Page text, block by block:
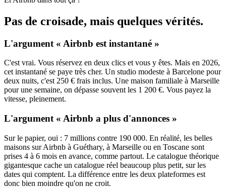
Pas de croisade, mais quelques vérités.
L'argument « Airbnb est instantané »
C'est vrai. Vous réservez en deux clics et vous y êtes. Mais en 2026,
cet instantané se paye très cher. Un studio modeste à Barcelone pour
deux nuits, c'est 250 € frais inclus. Une maison familiale à Marseille
pour une semaine, on dépasse souvent les 1 200 €. Vous payez la
vitesse, pleinement.
L'argument « Airbnb a plus d'annonces »
Sur le papier, oui : 7 millions contre 190 000. En réalité, les belles
maisons sur Airbnb à Guéthary, à Marseille ou en Toscane sont
prises 4 à 6 mois en avance, comme partout. Le catalogue théorique
gigantesque cache un catalogue réel beaucoup plus petit, sur les
dates qui comptent. La différence entre les deux plateformes est
donc bien moindre qu'on ne croit.